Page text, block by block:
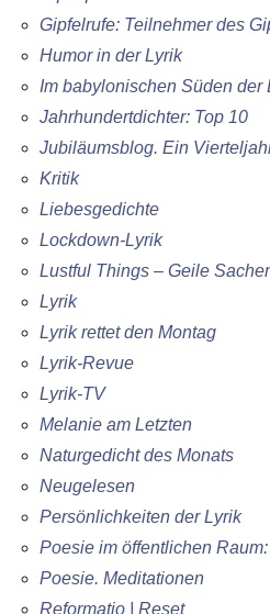
Gipfelrufe: Teilnehmer des
Humor in der Lyrik
Im babylonischen Süden der
Jahrhundertdichter: Top 10
Jubiläumsblog. Ein
Kritik
Liebesgedichte
Lockdown-Lyrik
Lustful Things – Geile
Lyrik
Lyrik rettet den Montag
Lyrik-Revue
Lyrik-TV
Melanie am Letzten
Naturgedicht des Monats
Neugelesen
Persönlichkeiten der Lyrik
Poesie im öffentlichen
Poesie. Meditationen
Reformatio | Reset